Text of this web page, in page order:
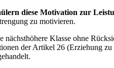
diese Motivation zur
zu motivieren.
Klasse ohne
der Artikel 26 (Erziehung